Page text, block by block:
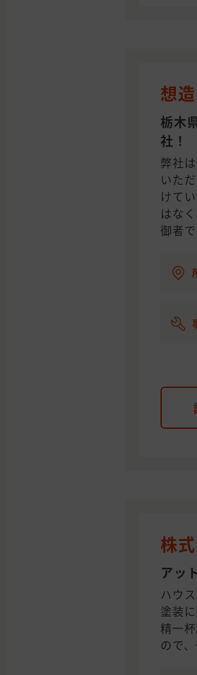
想
栃木
社！
弊社
いた
けて
はな
御者で
株
アッ
ハウ
塗装
精一
ので